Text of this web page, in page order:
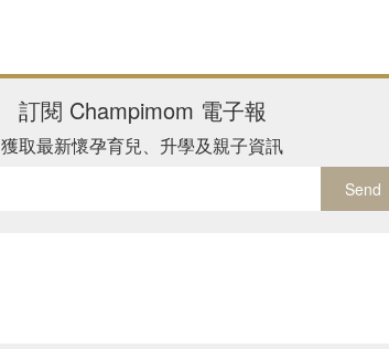
訂閱 Champimom 電子報
獲取最新懷孕育兒、升學及親子資訊
Send